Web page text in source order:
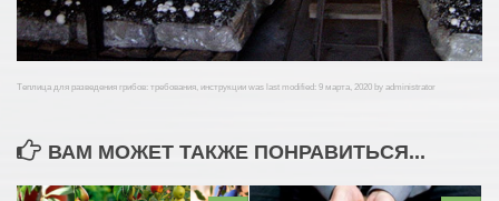
Теплица для разведения грибов: требования, инструкции was last modified: 9 марта, 2020 by administrator
ВАМ МОЖЕТ ТАКЖЕ ПОНРАВИТЬСЯ...